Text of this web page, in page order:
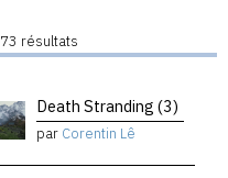
73 résultats
Death Stranding (3)
par Corentin Lê